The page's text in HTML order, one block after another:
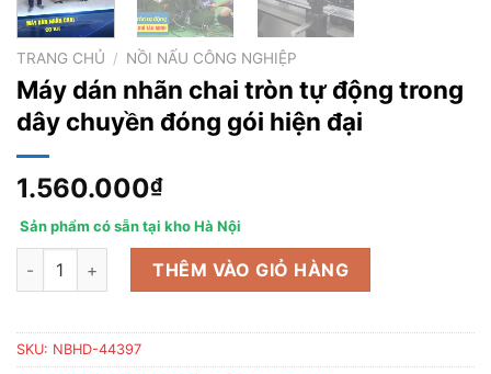
TRANG CHỦ / NỒI NẤU CÔNG NGHIỆP
Máy dán nhãn chai tròn tự động trong
dây chuyền đóng gói hiện đại
1.560.000₫
Sản phẩm có sẵn tại kho Hà Nội
Máy dán nhãn chai tròn tự động trong dây chuyền đóng gói
THÊM VÀO GIỎ HÀNG
SKU: NBHD-44397